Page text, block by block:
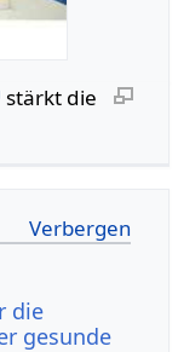
stärkt die
die
gesunde